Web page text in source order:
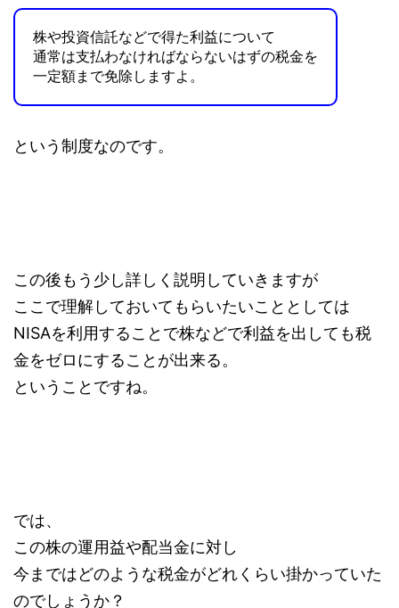
株や投資信託などで得た利益について
通常は支払わなければならないはずの税金を
一定額まで免除しますよ。
という制度なのです。
この後もう少し詳しく説明していきますが
ここで理解しておいてもらいたいこととしては
NISAを利用することで株などで利益を出しても税
金をゼロにすることが出来る。
ということですね。
では、
この株の運用益や配当金に対し
今まではどのような税金がどれくらい掛かっていた
のでしょうか？